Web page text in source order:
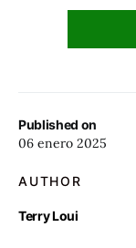
Published on
06 enero 2025
AUTHOR
Terry Loui